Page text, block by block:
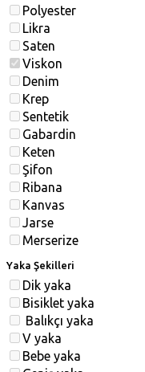
Polyester
Likra
Saten
Viskon
Denim
Krep
Sentetik
Gabardin
Keten
Şifon
Ribana
Kanvas
Jarse
Merserize
Yaka Şekilleri
Dik yaka
Bisiklet yaka
Balıkçı yaka
V yaka
Bebe yaka